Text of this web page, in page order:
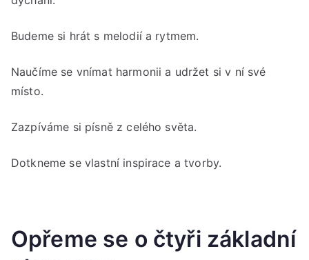
Budeme si hrát s melodií a rytmem.
Naučíme se vnímat harmonii a udržet si v ní své
místo.
Zazpíváme si písně z celého světa.
Dotkneme se vlastní inspirace a tvorby.
Opřeme se o čtyři základní